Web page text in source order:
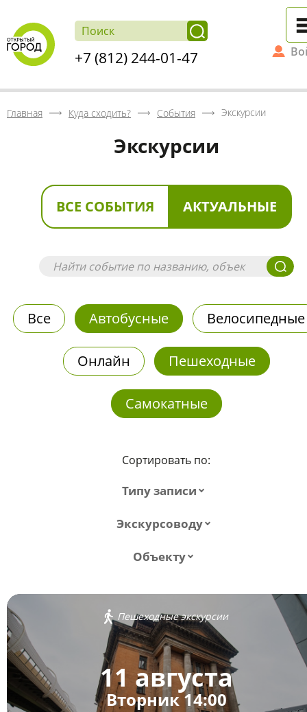
+7 (812) 244-01-47
Главная Куда сходить? События Экскурсии
Экскурсии
ВСЕ СОБЫТИЯ АКТУАЛЬНЫЕ
Все Автобусные Велосипедные
Онлайн Пешеходные
Самокатные
Сортировать по:
Типу записи
Экскурсоводу
Объекту
Пешеходные экскурсии
11 августа
Вторник 14:00